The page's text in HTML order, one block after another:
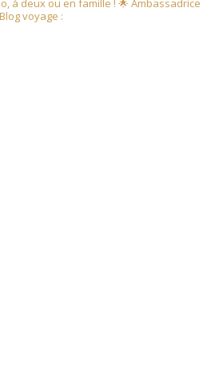
à deux ou en famille ! 🌟 Ambassadrice
voyage :